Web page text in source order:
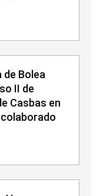
de Bolea
II de
Casbas en